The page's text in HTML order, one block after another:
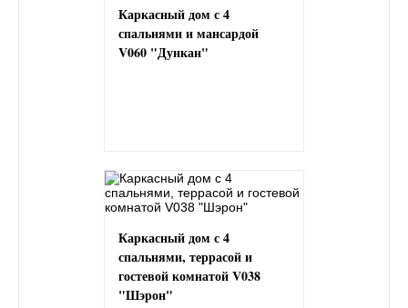
Каркасный дом с 4
спальнями и мансардой
V060 "Дункан"
Каркасный дом с 4
спальнями, террасой и
гостевой комнатой V038
"Шэрон"